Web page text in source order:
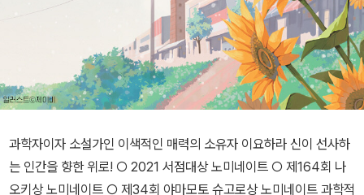
과학자이자 소설가인 이색적인 매력의 소유자 이요하라 신이 선사하
는 인간을 향한 위로! ○ 2021 서점대상 노미네이트 ○ 제164회 나
오키상 노미네이트 ○ 제34회 야마모토 슈고로상 노미네이트 과학적